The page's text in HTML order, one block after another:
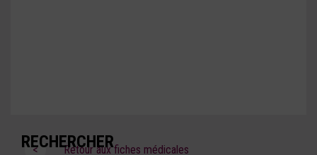
< Retour aux fiches médicales
RECHERCHER